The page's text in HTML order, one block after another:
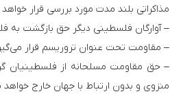
مذاکراتی بلند مدت مورد بررسی قرار
– آوارگان فلسطینی دیگر حق بازگشت به
– مقاومت تحت عنوان تروریسم قرار
– حق مقاومت مسلحانه از فلسطینیان
منزوی و بدون ارتباط با جهان خارج خواهد